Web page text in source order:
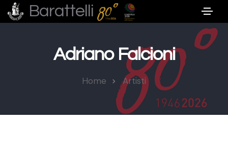
Barattelli
Adriano Falcioni
Home Artisti